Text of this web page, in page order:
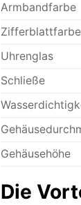
Armbandfarbe
Zifferblattfarbe
Uhrenglas
Schließe
Gehäusehöhe
Die